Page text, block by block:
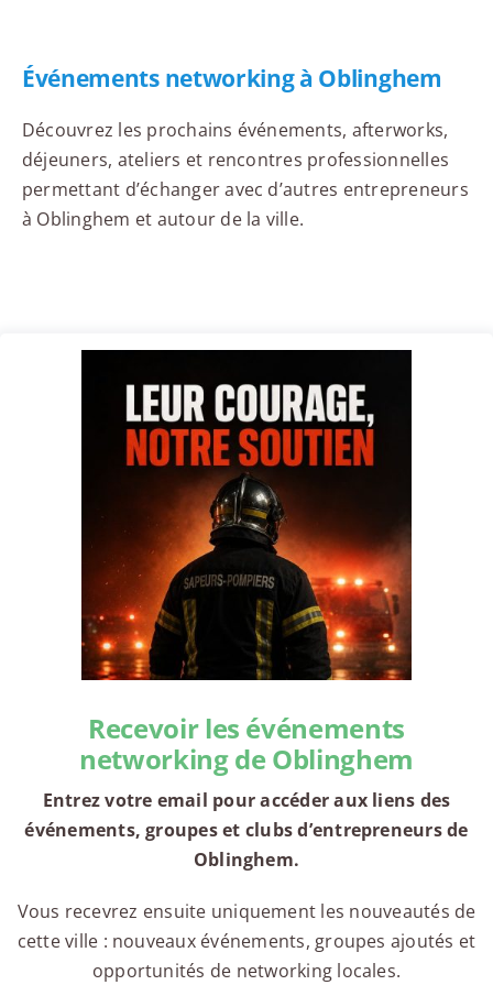
Événements networking à Oblinghem
Découvrez les prochains événements, afterworks,
déjeuners, ateliers et rencontres professionnelles
permettant d’échanger avec d’autres entrepreneurs
à Oblinghem et autour de la ville.
Recevoir les événements
networking de Oblinghem
Entrez votre email pour accéder aux liens des
événements, groupes et clubs d’entrepreneurs de
Oblinghem.
Vous recevrez ensuite uniquement les nouveautés de
cette ville : nouveaux événements, groupes ajoutés et
opportunités de networking locales.